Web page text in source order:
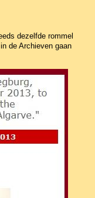
dezelfde rommel
de Archieven gaan